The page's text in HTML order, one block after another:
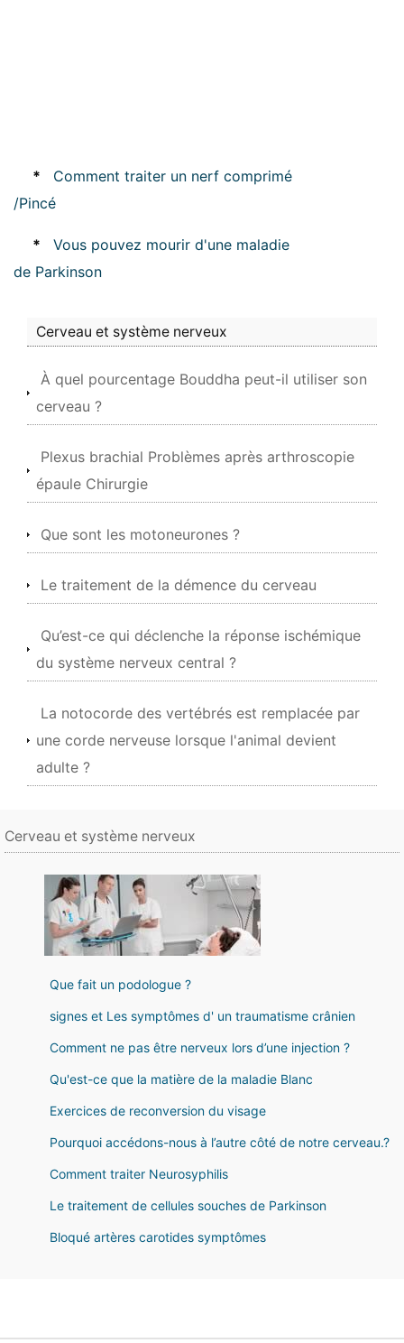
*
Comment traiter un nerf comprimé
/Pincé
*
Vous pouvez mourir d'une maladie
de Parkinson
Cerveau et système nerveux
À quel pourcentage Bouddha peut-il utiliser son
cerveau ?
Plexus brachial Problèmes après arthroscopie
épaule Chirurgie
Que sont les motoneurones ?
Le traitement de la démence du cerveau
Qu’est-ce qui déclenche la réponse ischémique
du système nerveux central ?
La notocorde des vertébrés est remplacée par
une corde nerveuse lorsque l'animal devient
adulte ?
Cerveau et système nerveux
Que fait un podologue ?
signes et Les symptômes d' un traumatisme crânien
Comment ne pas être nerveux lors d’une injection ?
Qu'est-ce que la matière de la maladie Blanc
Exercices de reconversion du visage
Pourquoi accédons-nous à l’autre côté de notre cerveau.?
Comment traiter Neurosyphilis
Le traitement de cellules souches de Parkinson
Bloqué artères carotides symptômes